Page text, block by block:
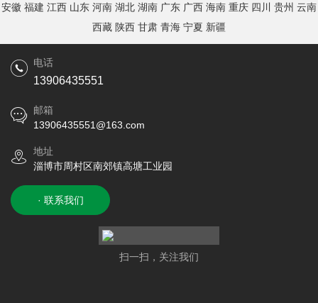
安徽 福建 江西 山东 河南 湖北 湖南 广东 广西 海南 重庆 四川 贵州 云南
西藏 陕西 甘肃 青海 宁夏 新疆
电话
13906435551
邮箱
13906435551@163.com
地址
淄博市周村区南郊镇高塘工业园
· 联系我们
扫一扫，关注我们